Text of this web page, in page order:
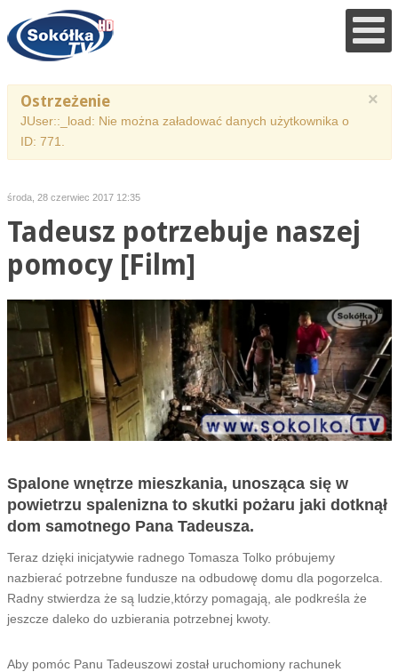
×
Ostrzeżenie
JUser::_load: Nie można załadować danych użytkownika o
ID: 771.
środa, 28 czerwiec 2017 12:35
Tadeusz potrzebuje naszej
pomocy [Film]
Spalone wnętrze mieszkania, unosząca się w
powietrzu spalenizna to skutki pożaru jaki dotknął
dom samotnego Pana Tadeusza.
Teraz dzięki inicjatywie radnego Tomasza Tolko próbujemy
nazbierać potrzebne fundusze na odbudowę domu dla pogorzelca.
Radny stwierdza że są ludzie,którzy pomagają, ale podkreśla że
jeszcze daleko do uzbierania potrzebnej kwoty.
Aby pomóc Panu Tadeuszowi został uruchomiony rachunek